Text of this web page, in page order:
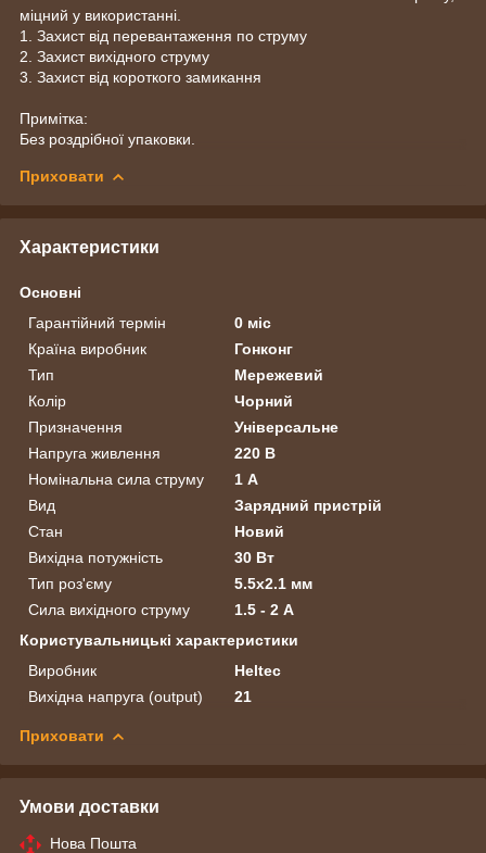
міцний у використанні.
1. Захист від перевантаження по струму
2. Захист вихідного струму
3. Захист від короткого замикання
Примітка:
Без роздрібної упаковки.
Приховати
Характеристики
Основні
Гарантійний термін
0 міс
Країна виробник
Гонконг
Тип
Мережевий
Колір
Чорний
Призначення
Універсальне
Напруга живлення
220 В
Номінальна сила струму
1 А
Вид
Зарядний пристрій
Стан
Новий
Вихідна потужність
30 Вт
Тип роз'єму
5.5x2.1 мм
Сила вихідного струму
1.5 - 2 А
Користувальницькі характеристики
Виробник
Heltec
Вихідна напруга (output)
21
Приховати
Умови доставки
Нова Пошта